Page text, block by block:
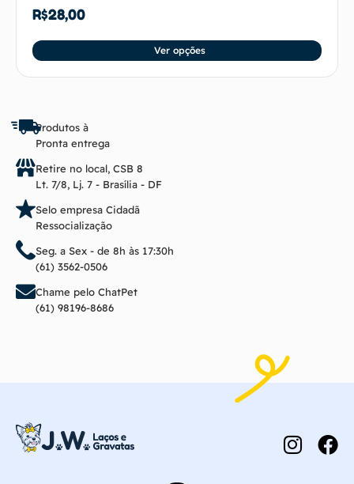
R$28,00
Ver opções
Produtos à
Pronta entrega
Retire no local, CSB 8
Lt. 7/8, Lj. 7 - Brasília - DF
Selo empresa Cidadã
Ressocialização
Seg. a Sex - de 8h às 17:30h
(61) 3562-0506
Chame pelo ChatPet
(61) 98196-8686